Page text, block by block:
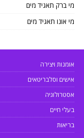
מי ברק תאגיד מים
מי אונו תאגיד מים
אומנות ויצירה
אישים וסלבריטאים
אסטרולוגיה
בעלי חיים
בריאות